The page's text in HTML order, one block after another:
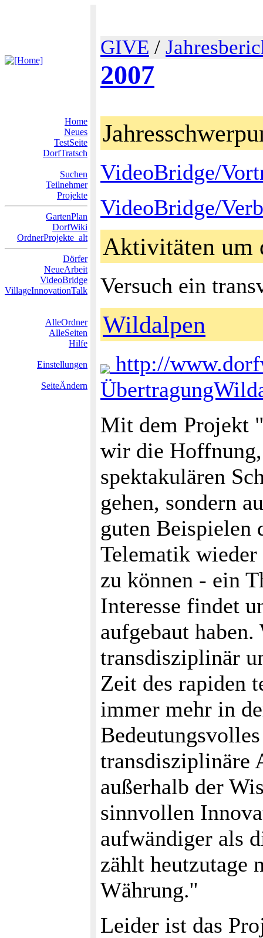
GIVE /
2007
Home
Neues
TestSeite
DorfTratsch
Suchen
Teilnehmer
Projekte
GartenPlan
DorfWiki
OrdnerProjekte_alt
Dörfer
NeueArbeit
VideoBridge
VillageInnovationTalk
AlleOrdner
AlleSeiten
Hilfe
Einstellungen
SeiteÄndern
VideoBridge/
VideoBridge/
Aktivitäten um
Versuch ein
Wildalpen
http://
Mit dem Projekt
wir die
spektakulären
gehen, sondern
guten Beispielen
Telematik
zu können - ein
Interesse findet
aufgebaut
transdisziplinär
Zeit des rapiden
immer mehr in
transdisziplinäre
außerhalb der
sinnvollen
aufwändiger als
zählt heutzutage
Währung.''
Leider ist das